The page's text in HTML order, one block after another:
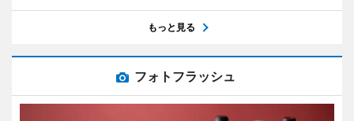
もっと見る
フォトフラッシュ